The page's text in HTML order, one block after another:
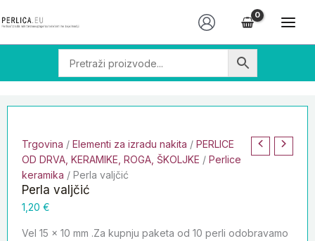
to
Trgovina / Elementi za izradu nakita / PERLICE
OD DRVA, KERAMIKE, ROGA, ŠKOLJKE / Perlice
keramika / Perla valjčić
Perla valjčić
1,20 €
Vel 15 x 10 mm .Za kupnju paketa od 10 perli odobravamo
valjčić